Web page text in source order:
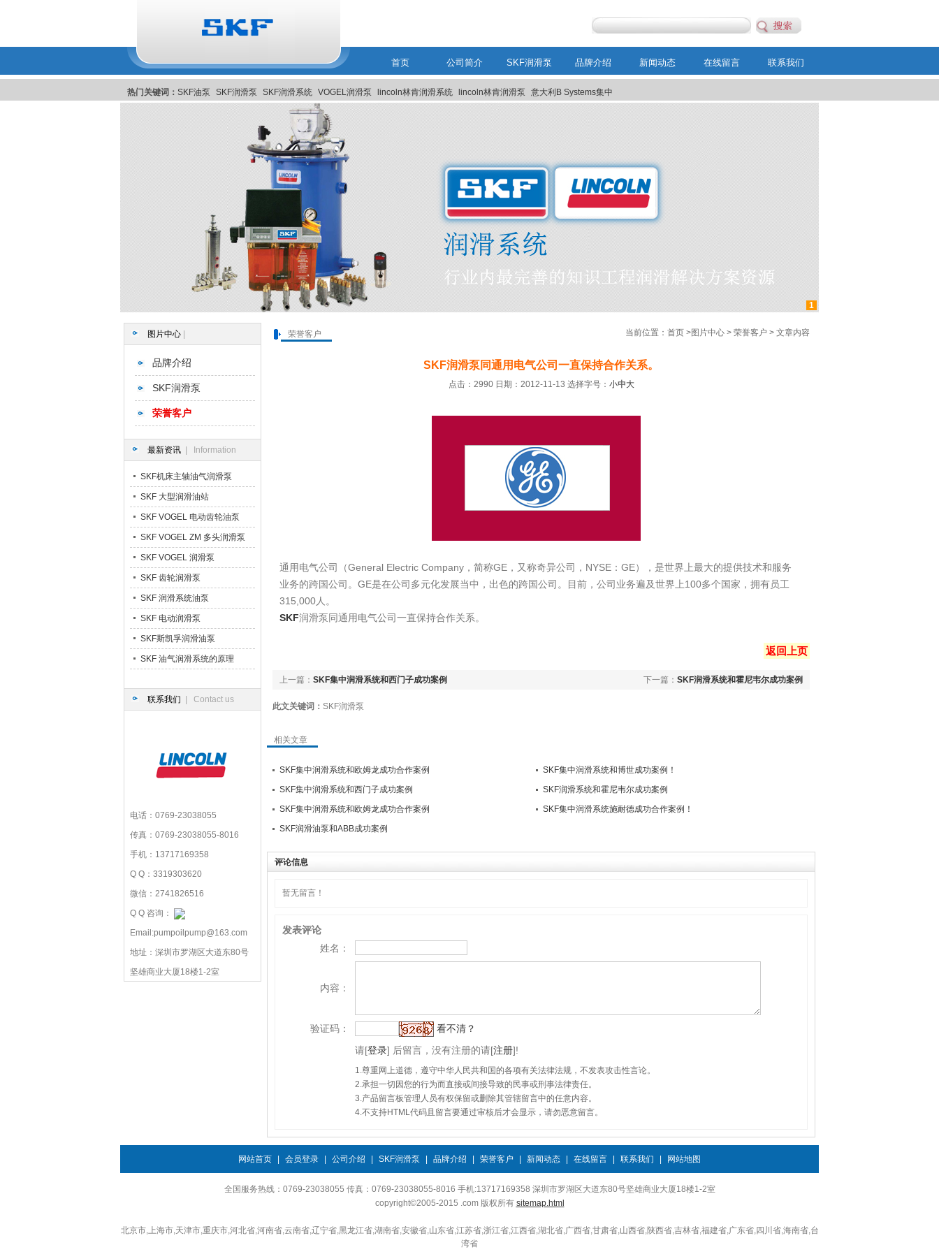
首页 公司简介 SKF润滑泵 品牌介绍 新闻动态 在线留言 联系我们
热门关键词： SKF油泵 SKF润滑泵 SKF润滑系统 VOGEL润滑泵 lincoln林肯润滑系统 lincoln林肯润滑泵 意大利B Systems集中
美国Pulsarlube EX自动注油器 比利时MEMOLUB智能润滑系统
1
图片中心
品牌介绍
SKF润滑泵
荣誉客户
最新资讯 | Information
SKF机床主轴油气润滑泵
SKF 大型润滑油站
SKF VOGEL 电动齿轮油泵
SKF VOGEL ZM 多头润滑泵
SKF VOGEL 润滑泵
SKF 齿轮润滑泵
SKF 润滑系统油泵
SKF 电动润滑泵
SKF斯凯孚润滑油泵
SKF 油气润滑系统的原理
联系我们 | Contact us
电话：0769-23038055
传真：0769-23038055-8016
手机：13717169358
Q Q：3319303620
微信：2741826516
Q Q 咨询：
Email:pumpoilpump@163.com
地址：深圳市罗湖区大道东80号
坚雄商业大厦18楼1-2室
荣誉客户 当前位置： 首页 >图片中心 > 荣誉客户 > 文章内容
SKF润滑泵同通用电气公司一直保持合作关系。
点击：2990 日期：2012-11-13 选择字号： 小中大
通用电气公司（General Electric Company，简称GE，又称奇异公司，NYSE：GE），是世界上最大的提供技术和服务
业务的跨国公司。GE是在公司多元化发展当中，出色的跨国公司。目前，公司业务遍及世界上100多个国家，拥有员工
315,000人。
SKF润滑泵同通用电气公司一直保持合作关系。
返回上页
上一篇： SKF集中润滑系统和西门子成功案例 下一篇： SKF润滑系统和霍尼韦尔成功案例
此文关键词： SKF润滑泵
相关文章
SKF集中润滑系统和欧姆龙成功合作案例
SKF集中润滑系统和博世成功案例！
SKF集中润滑系统和西门子成功案例
SKF润滑系统和霍尼韦尔成功案例
SKF集中润滑系统和欧姆龙成功合作案例
SKF集中润滑系统施耐德成功合作案例！
SKF润滑油泵和ABB成功案例
评论信息
暂无留言！
发表评论
姓名：
内容：
验证码：
看不清？
请[登录] 后留言，没有注册的请[注册]!
1.尊重网上道德，遵守中华人民共和国的各项有关法律法规，不发表攻击性言论。
2.承担一切因您的行为而直接或间接导致的民事或刑事法律责任。
3.产品留言板管理人员有权保留或删除其管辖留言中的任意内容。
4.不支持HTML代码且留言要通过审核后才会显示，请勿恶意留言。
网站首页 会员登录 公司介绍 SKF润滑泵 品牌介绍 荣誉客户 新闻动态 在线留言 联系我们 网站地图
全国服务热线：0769-23038055 传真：0769-23038055-8016 手机:13717169358 深圳市罗湖区大道东80号坚雄商业大厦18楼1-2室
copyright©2005-2015 .com 版权所有 sitemap.html
北京市,上海市,天津市,重庆市,河北省,河南省,云南省,辽宁省,黑龙江省,湖南省,安徽省,山东省,江苏省,浙江省,江西省,湖北省,广西省,甘肃省,山西省,陕西省,吉林省,福建省,广东省,四川省,海南省,台
湾省